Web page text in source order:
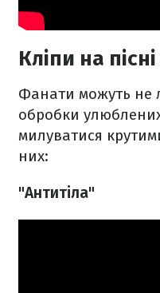
Кліпи на
Фанати можуть не
обробки
милуватися
них:
"Антитіла"